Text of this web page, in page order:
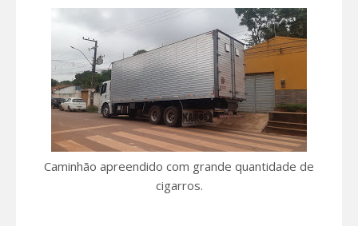
Caminhão apreendido com grande quantidade de
cigarros.